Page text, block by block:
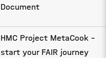
Document
HMC Project MetaCook -
start your FAIR journey